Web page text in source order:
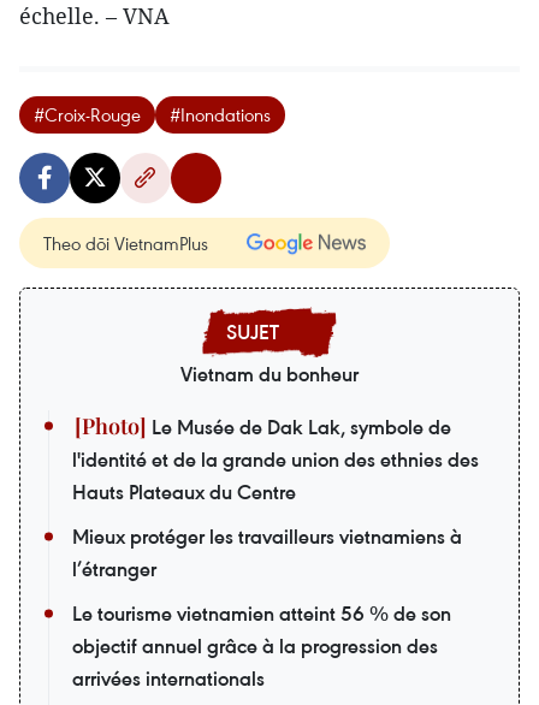
échelle. – VNA
#Croix-Rouge #Inondations
Theo dõi VietnamPlus
Vietnam du bonheur
Le Musée de Dak Lak, symbole de
l'identité et de la grande union des ethnies des
Hauts Plateaux du Centre
Mieux protéger les travailleurs vietnamiens à
l’étranger
Le tourisme vietnamien atteint 56 % de son
objectif annuel grâce à la progression des
arrivées internationals